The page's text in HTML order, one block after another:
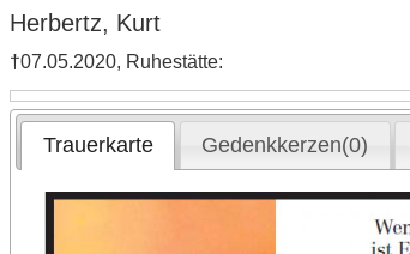
Herbertz, Kurt
†07.05.2020, Ruhestätte:
Trauerkarte Gedenkkerzen(0)